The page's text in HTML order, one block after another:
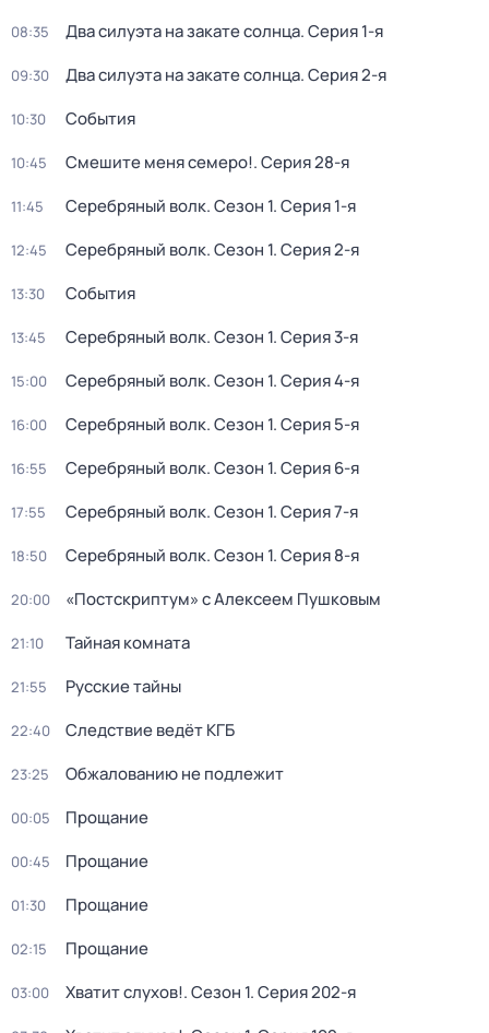
08:35 Два силуэта на закате солнца. Серия 1-я
09:30 Два силуэта на закате солнца. Серия 2-я
10:30 События
10:45 Смешите меня семеро!. Серия 28-я
11:45 Серебряный волк. Сезон 1. Серия 1-я
12:45 Серебряный волк. Сезон 1. Серия 2-я
13:30 События
13:45 Серебряный волк. Сезон 1. Серия 3-я
15:00 Серебряный волк. Сезон 1. Серия 4-я
16:00 Серебряный волк. Сезон 1. Серия 5-я
16:55 Серебряный волк. Сезон 1. Серия 6-я
17:55 Серебряный волк. Сезон 1. Серия 7-я
18:50 Серебряный волк. Сезон 1. Серия 8-я
20:00 «Постскриптум» с Алексеем Пушковым
21:10 Тайная комната
21:55 Русские тайны
22:40 Следствие ведёт КГБ
23:25 Обжалованию не подлежит
00:05 Прощание
00:45 Прощание
01:30 Прощание
02:15 Прощание
03:00 Хватит слухов!. Сезон 1. Серия 202-я